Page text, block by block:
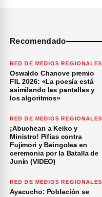
Recomendado
RED DE MEDIOS REGIONALES
Oswaldo Chanove premio
FIL 2026: «La poesía está
asimilando las pantallas y
los algoritmos»
RED DE MEDIOS REGIONALES
¡Abuchean a Keiko y
Ministro! Pifias contra
Fujimori y Beingolea en
ceremonia por la Batalla de
Junín (VIDEO)
RED DE MEDIOS REGIONALES
Ayacucho: Población se